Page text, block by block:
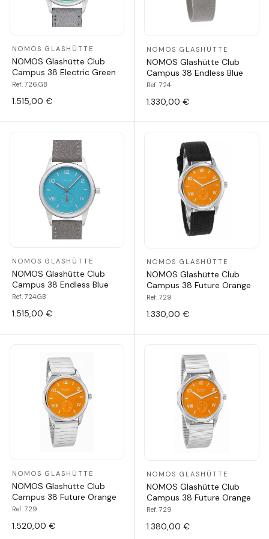
NOMOS GLASHÜTTE
NOMOS Glashütte Club
Campus 38 Electric Green
Ref. 726.GB
1.515,00 €
NOMOS GLASHÜTTE
NOMOS Glashütte Club
Campus 38 Endless Blue
Ref. 724
1.330,00 €
NOMOS GLASHÜTTE
NOMOS Glashütte Club
Campus 38 Endless Blue
Ref. 724.GB
1.515,00 €
NOMOS GLASHÜTTE
NOMOS Glashütte Club
Campus 38 Future Orange
Ref. 729
1.330,00 €
NOMOS GLASHÜTTE
NOMOS Glashütte Club
Campus 38 Future Orange
Ref. 729
1.520,00 €
NOMOS GLASHÜTTE
NOMOS Glashütte Club
Campus 38 Future Orange
Ref. 729
1.380,00 €